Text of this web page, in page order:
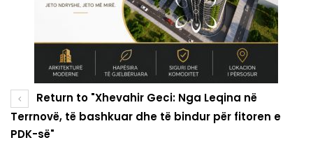
Return to "Xhevahir Geci: Nga Leqina në
Terrnovë, të bashkuar dhe të bindur për fitoren e
PDK-së"